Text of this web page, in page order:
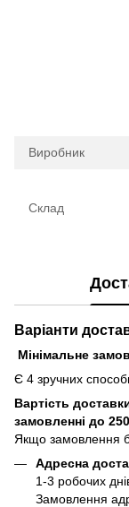
Виробник
Склад
Варіанти
Мінімальне
Є 4 зручних
Вартість
замовленні до
Якщо замовлення
Адресна
1-3 робочих
Замовлення